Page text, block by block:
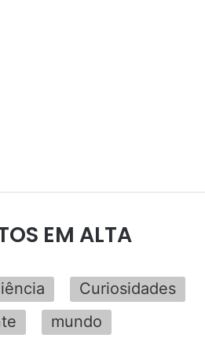
EM ALTA
Curiosidades
mundo